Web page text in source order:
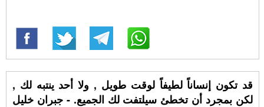
قد تكون إنساناً لطيفاً لوقت طويل , ولا أحد ينتبه لك ,
لكن بمجرد أن تخطئ سيلتفت لك الجميع. - جبران خليل